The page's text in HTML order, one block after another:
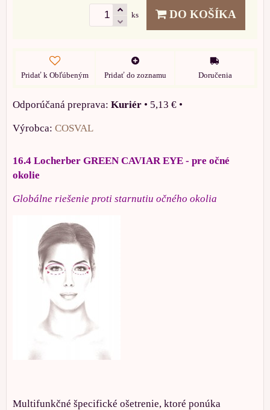
ks DO KOŠÍKA
Pridať k Obľúbeným Pridať do zoznamu Doručenia
Kuriér • 5,13 € •
Výrobca: COSVAL
16.4 Locherber GREEN CAVIAR EYE - pre očné
okolie
Globálne riešenie proti starnutiu očného okolia
Multifunkčné špecifické ošetrenie, ktoré ponúka